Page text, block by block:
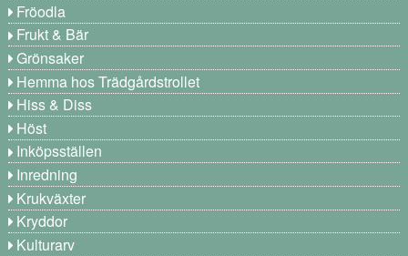
Fröodla
Frukt & Bär
Grönsaker
Hemma hos Trädgårdstrollet
Hiss & Diss
Höst
Inköpsställen
Inredning
Krukväxter
Kryddor
Kulturarv